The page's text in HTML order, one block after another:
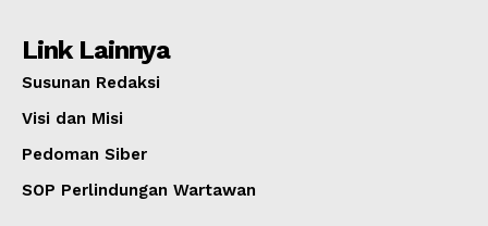
Link Lainnya
Susunan Redaksi
Visi dan Misi
Pedoman Siber
SOP Perlindungan Wartawan